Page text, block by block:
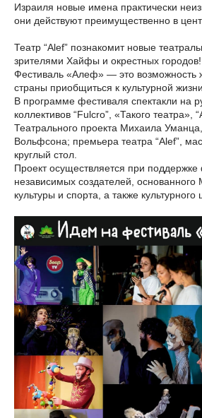
Израиля новые имена практически
они действуют преимущественно в
Театр “Alef” познакомит новые
зрителями Хайфы и окрестных городов!
Фестиваль «Алеф» — это возможность
страны приобщиться к культурной
В программе фестиваля спектакли на
коллективов “Fulcro”, «Такого театра»,
Театрального проекта Михаила
Вольфсона; премьера театра “Alef”,
круглый стол.
Проект осуществляется при
независимых создателей, основанного
культуры и спорта, а также